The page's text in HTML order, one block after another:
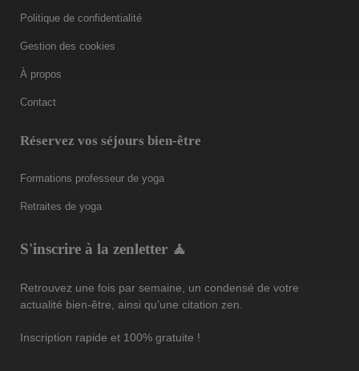
Politique de confidentialité
Gestion des cookies
À propos
Contact
Réservez vos séjours bien-être
Formations professeur de yoga
Retraites de yoga
S'inscrire à la zenletter 🧘
Retrouvez une fois par semaine, un condensé de votre
actualité bien-être, ainsi qu’une citation zen.
Inscription rapide et 100% gratuite !